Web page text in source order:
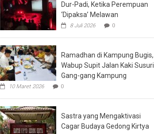
Dur-Padi, Ketika Perempuan
‘Dipaksa’ Melawan
8 Juli 2026 0
Ramadhan di Kampung Bugis,
Wabup Supit Jalan Kaki Susuri
Gang-gang Kampung
10 Maret 2026 0
Sastra yang Mengaktivasi
Cagar Budaya Gedong Kirtya